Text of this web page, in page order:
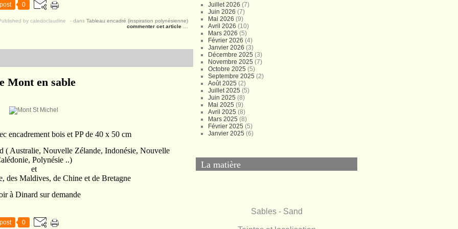
0
by caledoclaudine - dans Tableau encadré (inspiration polynésienne)
commenter cet article
Mont en sable
encadrement bois et PP de 40 x 50 cm
( Australie, Nouvelle Zélande, Indonésie, Nouvelle
Polynésie ..)
et
des Maldives, de Chine et de Bretagne
à Dinard sur demande
0
Juillet 2026 (7)
Juin 2026 (7)
Mai 2026 (9)
Avril 2026 (10)
Mars 2026 (5)
Février 2026 (4)
Janvier 2026 (3)
Décembre 2025 (3)
Novembre 2025 (7)
Octobre 2025 (5)
Septembre 2025 (2)
Août 2025 (2)
Juillet 2025 (5)
Juin 2025 (8)
Mai 2025 (9)
Avril 2025 (8)
Mars 2025 (8)
Février 2025 (5)
Janvier 2025 (6)
La matière
Sables - Sand